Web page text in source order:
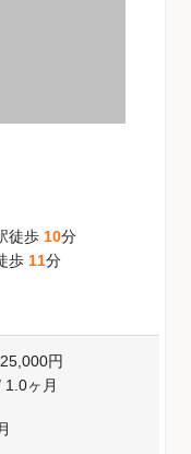
徒歩 10分
歩 11分
25,000円
1.0ヶ月